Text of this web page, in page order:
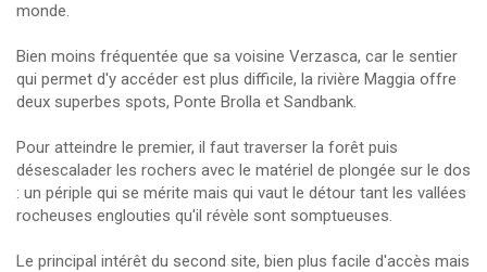
monde.
Bien moins fréquentée que sa voisine Verzasca, car le sentier
qui permet d'y accéder est plus difficile, la rivière Maggia offre
deux superbes spots, Ponte Brolla et Sandbank.
Pour atteindre le premier, il faut traverser la forêt puis
désescalader les rochers avec le matériel de plongée sur le dos
: un périple qui se mérite mais qui vaut le détour tant les vallées
rocheuses englouties qu'il révèle sont somptueuses.
Le principal intérêt du second site, bien plus facile d'accès mais